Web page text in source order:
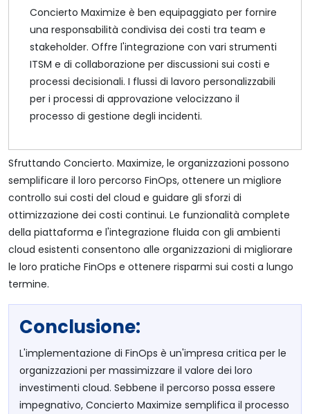
Concierto Maximize è ben equipaggiato per fornire
una responsabilità condivisa dei costi tra team e
stakeholder. Offre l'integrazione con vari strumenti
ITSM e di collaborazione per discussioni sui costi e
processi decisionali. I flussi di lavoro personalizzabili
per i processi di approvazione velocizzano il
processo di gestione degli incidenti.
Sfruttando Concierto. Maximize, le organizzazioni possono
semplificare il loro percorso FinOps, ottenere un migliore
controllo sui costi del cloud e guidare gli sforzi di
ottimizzazione dei costi continui. Le funzionalità complete
della piattaforma e l'integrazione fluida con gli ambienti
cloud esistenti consentono alle organizzazioni di migliorare
le loro pratiche FinOps e ottenere risparmi sui costi a lungo
termine.
Conclusione:
L'implementazione di FinOps è un'impresa critica per le
organizzazioni per massimizzare il valore dei loro
investimenti cloud. Sebbene il percorso possa essere
impegnativo, Concierto Maximize semplifica il processo